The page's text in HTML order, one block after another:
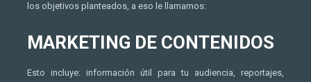
los objetivos planteados, a eso le llamamos:
MARKETING DE CONTENIDOS
Esto incluye: información útil para tu audiencia, reportajes,